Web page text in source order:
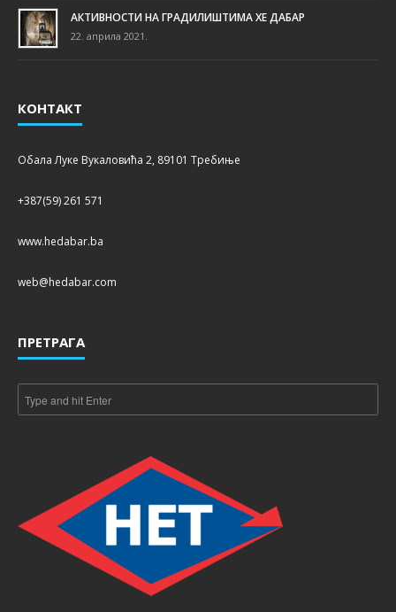
АКТИВНОСТИ НА ГРАДИЛИШТИМА ХЕ ДАБАР
22. априла 2021.
КОНТАКТ
Обала Луке Вукаловића 2, 89101 Требиње
+387(59) 261 571
www.hedabar.ba
web@hedabar.com
ПРЕТРАГА